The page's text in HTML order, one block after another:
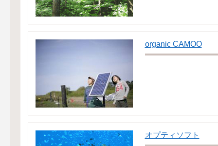
organic CAMOO
オプティソフト